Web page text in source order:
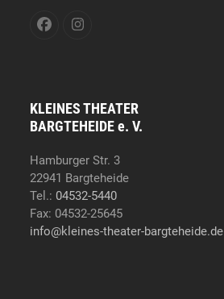
FacebookInstagram
KLEINES THEATER
BARGTEHEIDE e. V.
Hamburger Str. 3
22941 Bargteheide
Tel.:04532-5440
Fax: 04532-25645
info@kleines-theater-bargteheide.de